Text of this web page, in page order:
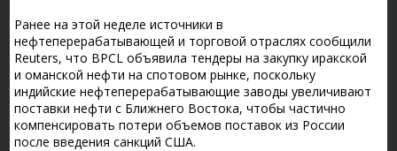
Ранее на этой неделе источники в
нефтеперерабатывающей и торговой отраслях сообщили
Reuters, что BPCL объявила тендеры на закупку иракской
и оманской нефти на спотовом рынке, поскольку
индийские нефтеперерабатывающие заводы увеличивают
поставки нефти с Ближнего Востока, чтобы частично
компенсировать потери объемов поставок из России
после введения санкций США.